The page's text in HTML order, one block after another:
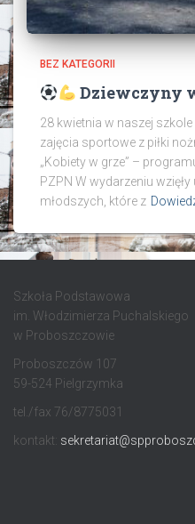
BEZ KATEGORII
Dziewczyny
28 kwietnia w naszej szkole
zajęcia sportowe z piłki
„Kobiety w grze” –
PZPN W wydarzeniu
młodszych, które z
Szkoła Podstawowa
im. Włodzimierza Puchalskiego
w Proboszczowie
Proboszczów 107
59-524 Pielgrzymka
tel./fax 76/8775031
kontakt: